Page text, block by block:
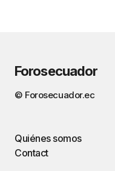
Forosecuador
© Forosecuador.ec
Quiénes somos
Contact